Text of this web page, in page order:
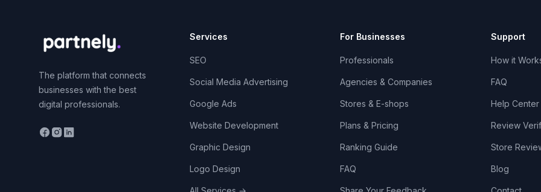
The platform that connects
businesses with the best
digital professionals.
Services
SEO
Social Media Advertising
Google Ads
Website Development
Graphic Design
Logo Design
For Businesses
Professionals
Agencies & Companies
Stores & E-shops
Plans & Pricing
Ranking Guide
FAQ
Support
How it
FAQ
Help Center
Review
Store
Blog